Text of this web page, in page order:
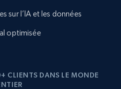
sur l’IA et les données
optimisée
CLIENTS DANS LE MONDE